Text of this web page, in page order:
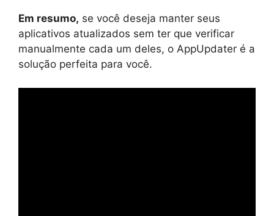
Em resumo, se você deseja manter seus
aplicativos atualizados sem ter que verificar
manualmente cada um deles, o AppUpdater é a
solução perfeita para você.